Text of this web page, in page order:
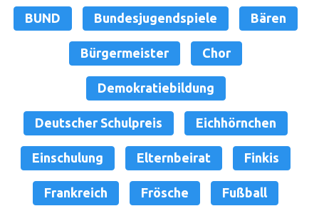
BUND Bundesjugendspiele Bären
Bürgermeister Chor
Demokratiebildung
Deutscher Schulpreis Eichhörnchen
Einschulung Elternbeirat Finkis
Frankreich Frösche Fußball